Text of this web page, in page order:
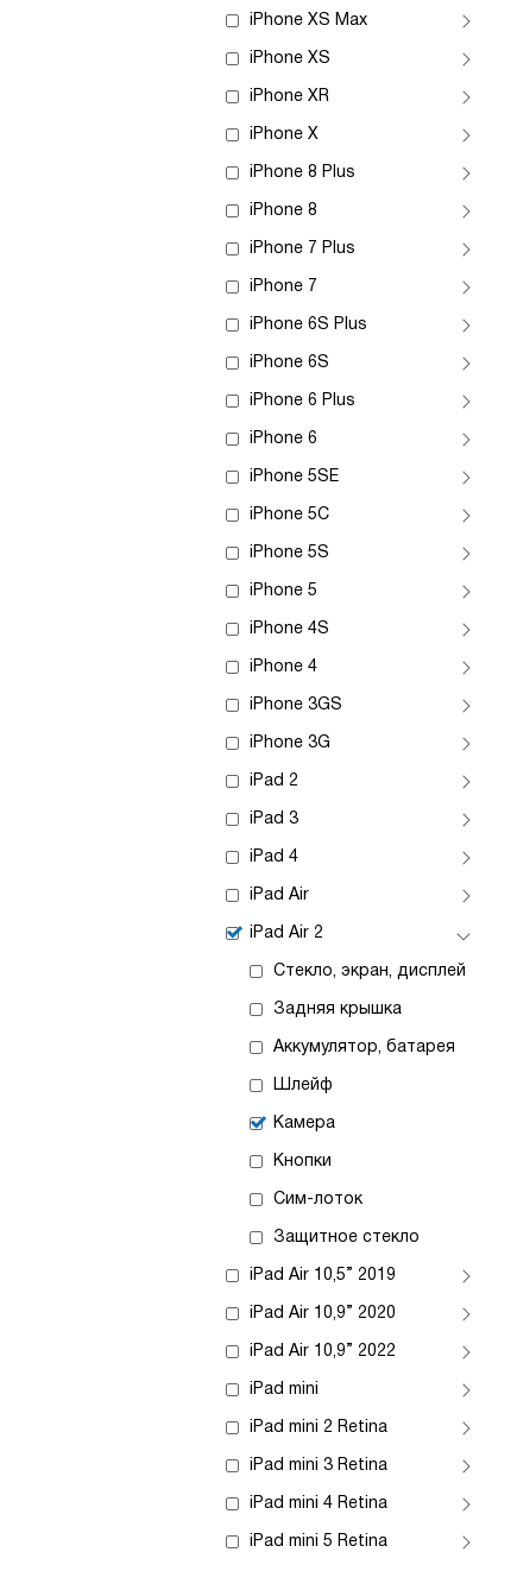
iPhone XS Max
iPhone XS
iPhone XR
iPhone X
iPhone 8 Plus
iPhone 8
iPhone 7 Plus
iPhone 7
iPhone 6S Plus
iPhone 6S
iPhone 6 Plus
iPhone 6
iPhone 5SE
iPhone 5C
iPhone 5S
iPhone 5
iPhone 4S
iPhone 4
iPhone 3GS
iPhone 3G
iPad 2
iPad 3
iPad 4
iPad Air
iPad Air 2
Стекло, экран, дисплей
Задняя крышка
Аккумулятор, батарея
Шлейф
Камера
Кнопки
Сим-лоток
Защитное стекло
iPad Air 10,5” 2019
iPad Air 10,9” 2020
iPad Air 10,9” 2022
iPad mini
iPad mini 2 Retina
iPad mini 3 Retina
iPad mini 4 Retina
iPad mini 5 Retina